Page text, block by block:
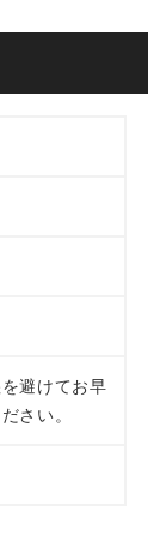
避けてお早
さい。